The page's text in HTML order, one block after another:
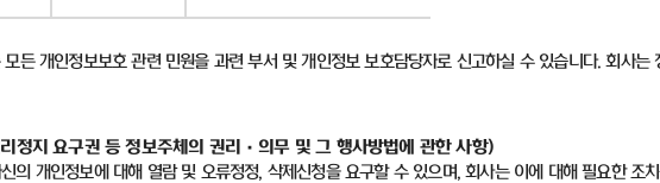
든 개인정보보호 관련 민원을 과련 부서 및 개인정보 보호담당자로 신고하실 수 있습니다.회사는
정지 요구권 등 정보주체의 권리·의무 및 그 행사방법에 관한 사항)
의 개인정보에 대해 열람 및 오류정정, 삭제신청을 요구할 수 있으며, 회사는 이에 대해 필요한 조